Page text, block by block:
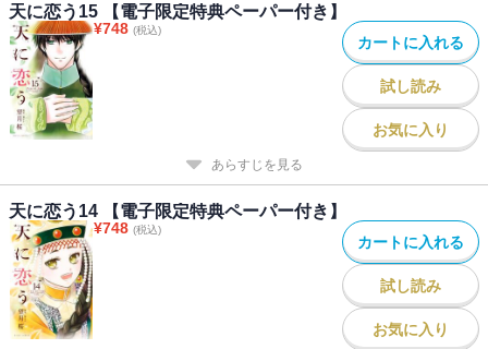
天に恋う15 【電子限定特典ペーパー付き】
¥748 (税込)
カートに入れる
試し読み
お気に入り
あらすじを見る
天に恋う14 【電子限定特典ペーパー付き】
¥748 (税込)
カートに入れる
試し読み
お気に入り